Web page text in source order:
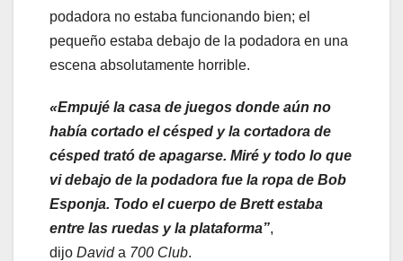
podadora no estaba funcionando bien; el
pequeño estaba debajo de la podadora en una
escena absolutamente horrible.
«Empujé la casa de juegos donde aún no
había cortado el césped y la cortadora de
césped trató de apagarse. Miré y todo lo que
vi debajo de la podadora fue la ropa de Bob
Esponja. Todo el cuerpo de Brett estaba
entre las ruedas y la plataforma”,
dijo Davida 700 Club.